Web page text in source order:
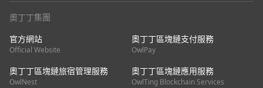
奧丁丁集團
官方網站
Official Website
奧丁丁區塊鏈支付服務
OwlPay
奧丁丁區塊鏈旅宿管理服務
OwlNest
奧丁丁區塊鏈應用服務
OwlTing Blockchain Services